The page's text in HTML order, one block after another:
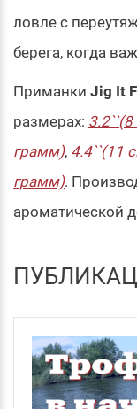
ловле с
берега, когда
Приманки Jig It
размерах:
грамм), 4.4``(11
грамм).
ароматической